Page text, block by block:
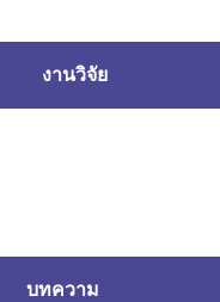
งานวิจัย
บทความ